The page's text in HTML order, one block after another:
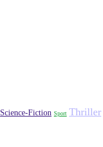
Science-Fiction Sport Thriller